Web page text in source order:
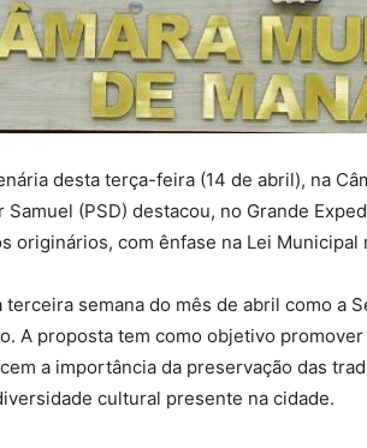
desta terça-feira (14 de abril), na
(PSD) destacou, no Grande
originários, com ênfase na Lei Municipal
semana do mês de abril como a
A proposta tem como objetivo
a importância da preservação das
cultural presente na cidade.